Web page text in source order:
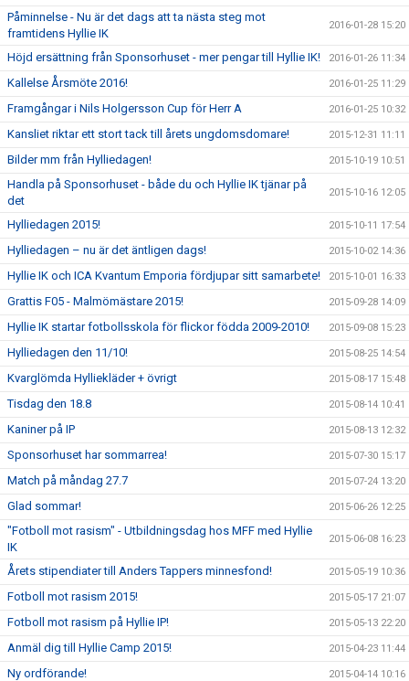
Påminnelse - Nu är det dags att ta nästa steg mot
framtidens Hyllie IK
2016-01-28 15:20
Höjd ersättning från Sponsorhuset - mer pengar till Hyllie IK! 2016-01-26 11:34
Kallelse Årsmöte 2016! 2016-01-25 11:29
Framgångar i Nils Holgersson Cup för Herr A 2016-01-25 10:32
Kansliet riktar ett stort tack till årets ungdomsdomare! 2015-12-31 11:11
Bilder mm från Hylliedagen! 2015-10-19 10:51
Handla på Sponsorhuset - både du och Hyllie IK tjänar på
det
2015-10-16 12:05
Hylliedagen 2015! 2015-10-11 17:54
Hylliedagen – nu är det äntligen dags! 2015-10-02 14:36
Hyllie IK och ICA Kvantum Emporia fördjupar sitt samarbete! 2015-10-01 16:33
Grattis F05 - Malmömästare 2015! 2015-09-28 14:09
Hyllie IK startar fotbollsskola för flickor födda 2009-2010! 2015-09-08 15:23
Hylliedagen den 11/10! 2015-08-25 14:54
Kvarglömda Hylliekläder + övrigt 2015-08-17 15:48
Tisdag den 18.8 2015-08-14 10:41
Kaniner på IP 2015-08-13 12:32
Sponsorhuset har sommarrea! 2015-07-30 15:17
Match på måndag 27.7 2015-07-24 13:20
Glad sommar! 2015-06-26 12:25
"Fotboll mot rasism" - Utbildningsdag hos MFF med Hyllie
IK
2015-06-08 16:23
Årets stipendiater till Anders Tappers minnesfond! 2015-05-19 10:36
Fotboll mot rasism 2015! 2015-05-17 21:07
Fotboll mot rasism på Hyllie IP! 2015-05-13 22:20
Anmäl dig till Hyllie Camp 2015! 2015-04-23 11:44
Ny ordförande! 2015-04-14 10:16